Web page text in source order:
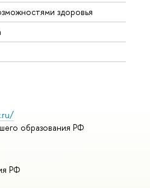
здоровья
образования РФ
РФ